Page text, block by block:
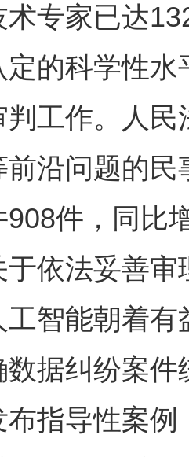
术专家已达
的科学性
判工作。人
沿问题的
908件，同比
依法妥善
工智能朝着
数据纠纷案
指导性案